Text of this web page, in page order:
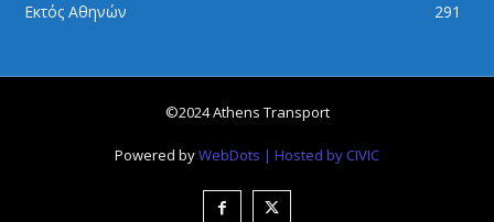
Εκτός Αθηνών
291
©2024 Athens Transport
Powered byWebDots | Hosted by CIVIC